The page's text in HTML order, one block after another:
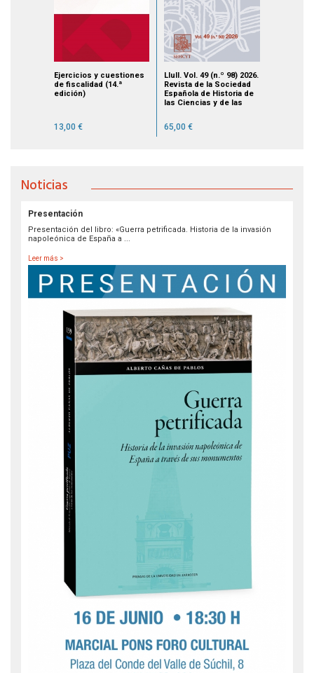
Ejercicios y cuestiones
de fiscalidad (14.ª
edición)
13,00 €
Llull. Vol. 49 (n.º 98) 2026.
Revista de la Sociedad
Española de Historia de
las Ciencias y de las
65,00 €
Noticias
Presentación
Presentación del libro: «Guerra petrificada. Historia de la invasión
napoleónica de España a ...
Leer más >